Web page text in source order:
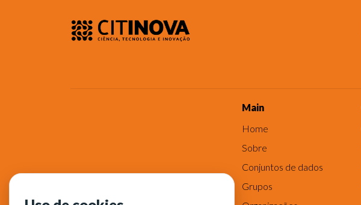
Main
Home
Sobre
Conjuntos de dados
Grupos